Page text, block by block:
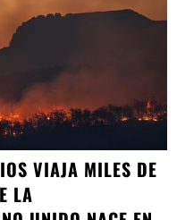
VIAJA MILES DE
LA